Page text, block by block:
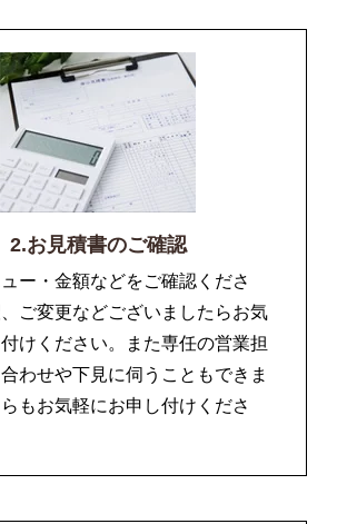
2.お見積書のご確認
ー・金額などをご確認くださ
ご変更などございましたらお気
けください。また専任の営業担
わせや下見に伺うこともできま
もお気軽にお申し付けくださ